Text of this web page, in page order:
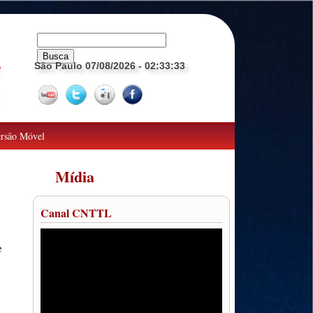
São Paulo 07/08/2026 - 02:33:34
Móvel
Mídia
Canal CNTTL